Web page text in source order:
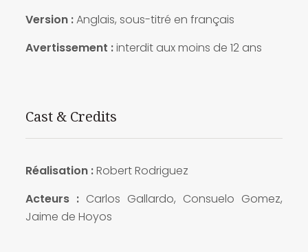
Version :Anglais, sous-titré en français
Avertissement :interdit aux moins de 12 ans
Cast & Credits
Réalisation :Robert Rodriguez
Acteurs : Carlos Gallardo, Consuelo Gomez,
Jaime de Hoyos